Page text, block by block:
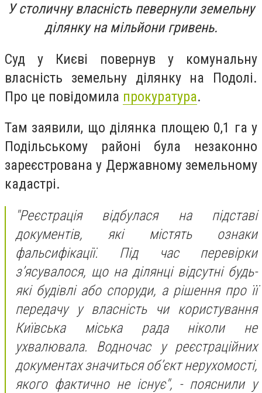
У столичну власність певернули земельну
ділянку на мільйони гривень.
Суд у Києві повернув у комунальну
власність земельну ділянку на Подолі.
Про це повідомила прокуратура.
Там заявили, що ділянка площею 0,1 га у
Подільському районі була незаконно
зареєстрована у Державному земельному
кадастрі.
"Реєстрація відбулася на підставі
документів, які містять ознаки
фальсифікації. Під час перевірки
з’ясувалося, що на ділянці відсутні будь-
які будівлі або споруди, а рішення про її
передачу у власність чи користування
Київська міська рада ніколи не
ухвалювала. Водночас у реєстраційних
документах значиться об’єкт нерухомості,
якого фактично не існує", - пояснили у